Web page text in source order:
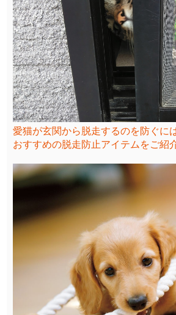
愛猫が玄関から脱走するのを防ぐに
おすすめの脱走防止アイテムをご紹